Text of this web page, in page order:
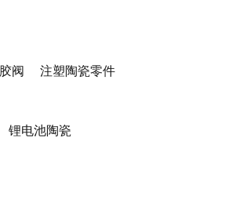
阀 注塑陶瓷零件
锂电池陶瓷